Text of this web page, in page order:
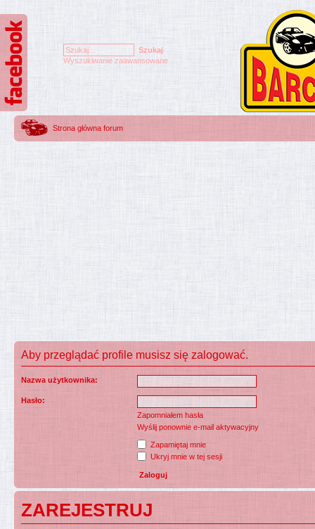
Wyszukiwanie zaawansowane
Strona główna forum
Aby przeglądać profile musisz się zalogować.
Nazwa użytkownika:
Hasło:
Zapomniałem hasła
Wyślij ponownie e-mail aktywacyjny
Zapamiętaj mnie
Ukryj mnie w tej sesji
ZAREJESTRUJ